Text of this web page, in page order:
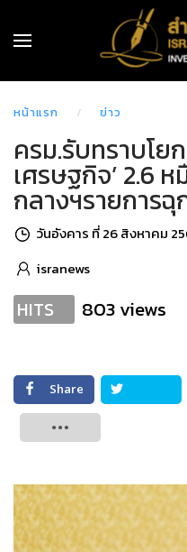
หน้าแรก ข่าว
ครม.รับทราบโย
เศรษฐกิจ’ 2.6
กลางฯรายการฉุ
วันอังคาร ที่ 26 สิงหาคม
isranews
HITS 803 views
Share